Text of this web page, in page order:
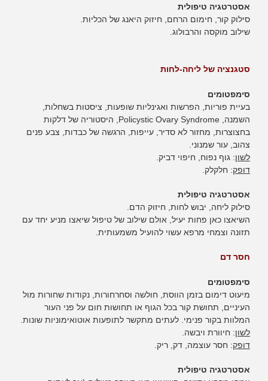
אסטרטגיה טיפולית
סילוק קור, חימום הרחם, חיזוק היאנג של הכליות.
שילוב מוקסה והרבולוג.
סטגנציה של ליחה-לחות
סימפטומים
בעיית פוריות, הפרשות ואגינליות שופעות, ציסטות בשחלות,
השמנה, Policystic Ovary Syndrome, היסטוריה של דלקות
בחצוצרות, מחזור לא סדיר, עייפות, הרגשה של כבדות, צבע פנים
צהוב, עור שמנוני.
לשון: גוף נפוח, חיפוי דביק.
דופק: חלקלק.
אסטרטגיה טיפולית
סילוק ליחה, יבוש לחות, חיזוק הדם.
השיאצו כאן פחות יעיל, אולם שילוב של טיפול שיאצו מניע יחד עם
תזונה וצמחי מרפא עשוי להועיל משמעותית.
חסר דם
סימפטומים
מיעוט דימום בזמן הווסת, חולשה וסחרחורות, נקודות שחורות מול
העיניים, תחושת קור בכל הגוף או תחושות חום על פני העור
המלוות בקור פנימי. לעתים מתקשר לתופעות אוטואימוניות שונות.
לשון: חיוורת ויבשה.
דופק: חסר עוצמה, דק, ריק.
אסטרטגיה טיפולית